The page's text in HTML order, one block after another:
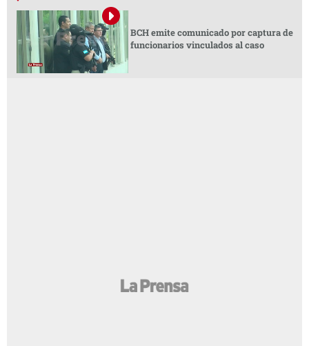
BCH emite comunicado por captura de
funcionarios vinculados al caso